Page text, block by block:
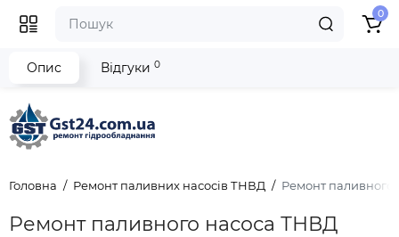
0
Головна Ремонт паливних насосів ТНВД Ремонт паливного
Ремонт паливного насоса ТНВД
Опис Відгуки 0